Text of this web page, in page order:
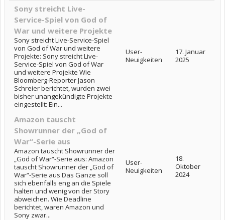
Sony streicht Live-
Service-Spiel von God of
War und weitere Projekte
Sony streicht Live-Service-Spiel
von God of War und weitere
Projekte: Sony streicht Live-
Service-Spiel von God of War
und weitere Projekte Wie
Bloomberg-Reporter Jason
Schreier berichtet, wurden zwei
bisher unangekündigte Projekte
eingestellt: Ein...
User-
Neuigkeiten
17. Januar
2025
Amazon tauscht
Showrunner der „God of
War“-Serie aus
Amazon tauscht Showrunner der
„God of War“-Serie aus: Amazon
tauscht Showrunner der „God of
War“-Serie aus Das Ganze soll
sich ebenfalls eng an die Spiele
halten und wenig von der Story
abweichen. Wie Deadline
berichtet, waren Amazon und
Sony zwar...
User-
Neuigkeiten
18.
Oktober
2024